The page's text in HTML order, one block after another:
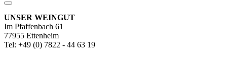
UNSER WEINGUT
Im Pfaffenbach 61
77955 Ettenheim
Tel: +49 (0) 7822 - 44 63 19